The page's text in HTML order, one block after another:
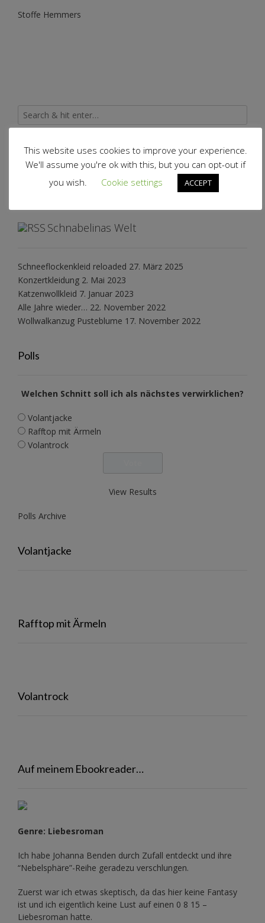
Stoffe Hemmers
Archiv
Schnabelinas Welt
Schneeflockenkleid reloaded 27. März 2025
Konzertkleidung 2. Mai 2023
Katzenwollkleid 7. Januar 2023
Alle Jahre wieder… 22. November 2022
Wollwalkanzug Pusteblume 17. November 2022
Polls
Welchen Schnitt soll ich als nächstes verwirklichen?
Volantjacke
Rafftop mit Ärmeln
Volantrock
View Results
Polls Archive
Volantjacke
Rafftop mit Ärmeln
Volantrock
Auf meinem Ebookreader…
Genre: Liebesroman
Ich habe Johanna Benden durch Zufall entdeckt und ihre
“Nebelsphäre”-Reihe geradezu verschlungen.
Zuerst war ich etwas skeptisch, da das hier keine Fantasy
ist und ich eigentlich keine Lust auf einen 0 8 15 –
Liebesroman hatte.
This website uses cookies to improve your experience.
We'll assume you're ok with this, but you can opt-out if
you wish.
Cookie settings ACCEPT